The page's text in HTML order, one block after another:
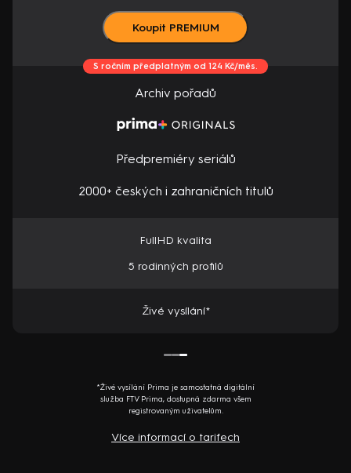
Koupit PREMIUM
S ročním předplatným od 124 Kč/měs.
Archiv pořadů
Předpremiéry seriálů
2000+ českých i zahraničních titulů
FullHD kvalita
5 rodinných profilů
Živé vysílání*
*Živé vysílání Prima je samostatná digitální
služba FTV Prima, dostupná zdarma všem
registrovaným uživatelům.
Více informací o tarifech